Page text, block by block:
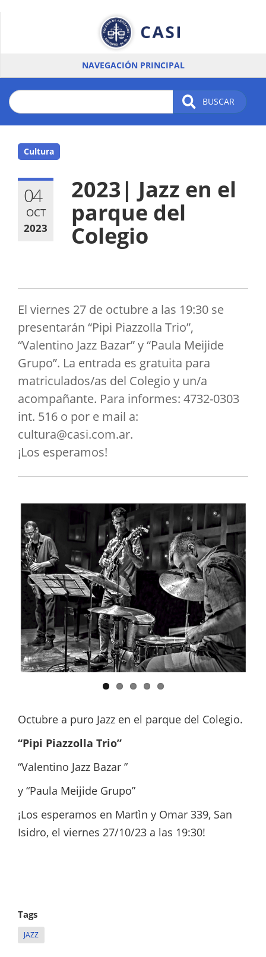
NAVEGACIÓN PRINCIPAL
BUSCAR
Cultura
04
OCT
2023
2023| Jazz en el
parque del
Colegio
El viernes 27 de octubre a las 19:30 se
presentarán “Pipi Piazzolla Trio”,
“Valentino Jazz Bazar” y “Paula Meijide
Grupo”. La entrada es gratuita para
matriculados/as del Colegio y un/a
acompañante. Para informes: 4732-0303
int. 516 o por e mail a:
cultura@casi.com.ar.
¡Los esperamos!
Octubre a puro Jazz en el parque del Colegio.
“Pipi Piazzolla Trio”
“Valentino Jazz Bazar ”
y “Paula Meijide Grupo”
¡Los esperamos en Martìn y Omar 339, San
Isidro, el viernes 27/10/23 a las 19:30!
Tags
JAZZ